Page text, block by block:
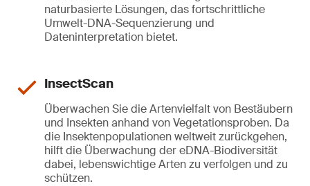
naturbasierte Lösungen, das fortschrittliche
Umwelt-DNA-Sequenzierung und
Dateninterpretation bietet.
InsectScan
Überwachen Sie die Artenvielfalt von Bestäubern
und Insekten anhand von Vegetationsproben. Da
die Insektenpopulationen weltweit zurückgehen,
hilft die Überwachung der eDNA-Biodiversität
dabei, lebenswichtige Arten zu verfolgen und zu
schützen.